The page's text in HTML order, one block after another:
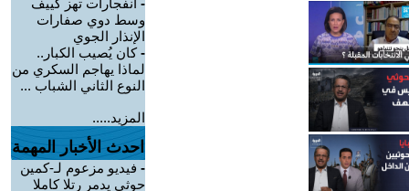
- انفجارات تهز كييف
وسط دوي صفارات
الإنذار الجوي
-كان يُصيب الكبار..
لماذا يهاجم السكري من
النوع الثاني الشباب ...
المزيد.....
احدث الأخبار المهمة
- فيديو مزعوم لـ-كمين
حوثي يدمر رتلا كاملا